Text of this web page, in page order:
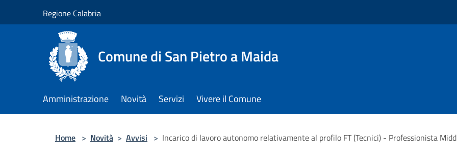
Regione Calabria
Comune di San Pietro a Maida
Amministrazione Novità Servizi Vivere il Comune
Home > Novità > Avvisi > Incarico di lavoro autonomo relativamente al profilo FT (Tecnici) - Professionista